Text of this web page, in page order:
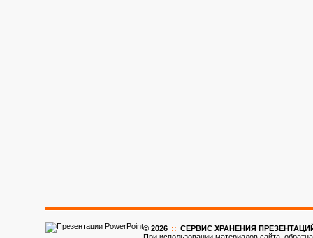
© 2026 :: CЕРВИС ХРАНЕНИЯ ПРЕЗЕНТАЦИЙ